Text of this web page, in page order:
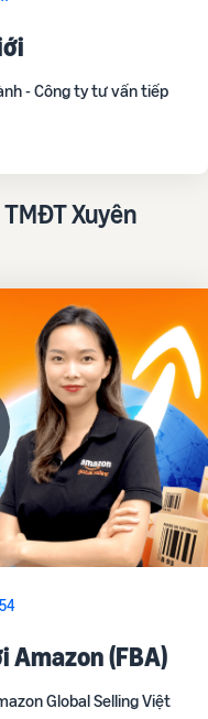
- Công ty tư vấn tiếp
Xuyên
Amazon (FBA)
Global Selling Việt